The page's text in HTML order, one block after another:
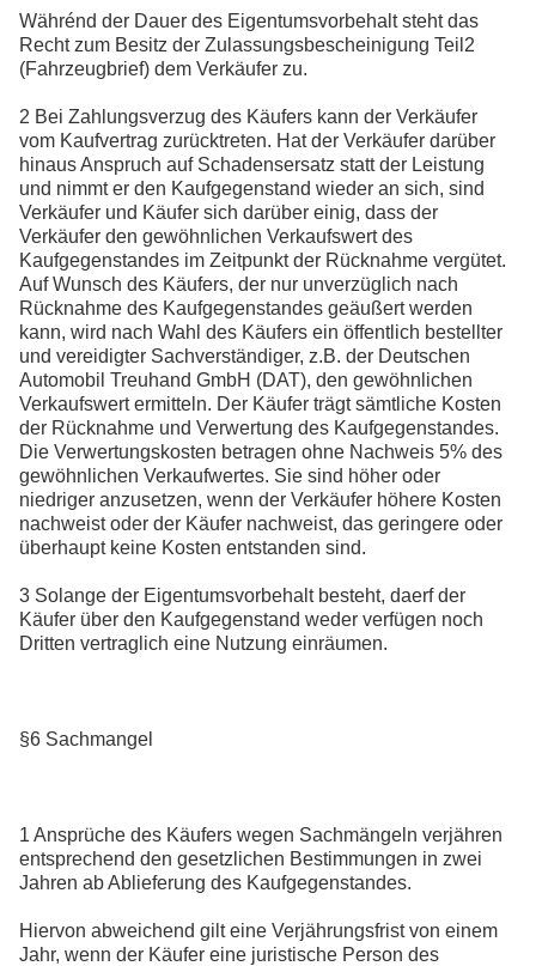
Währénd der Dauer des Eigentumsvorbehalt steht das
Recht zum Besitz der Zulassungsbescheinigung Teil2
(Fahrzeugbrief) dem Verkäufer zu.
2 Bei Zahlungsverzug des Käufers kann der Verkäufer
vom Kaufvertrag zurücktreten. Hat der Verkäufer darüber
hinaus Anspruch auf Schadensersatz statt der Leistung
und nimmt er den Kaufgegenstand wieder an sich, sind
Verkäufer und Käufer sich darüber einig, dass der
Verkäufer den gewöhnlichen Verkaufswert des
Kaufgegenstandes im Zeitpunkt der Rücknahme vergütet.
Auf Wunsch des Käufers, der nur unverzüglich nach
Rücknahme des Kaufgegenstandes geäußert werden
kann, wird nach Wahl des Käufers ein öffentlich bestellter
und vereidigter Sachverständiger, z.B. der Deutschen
Automobil Treuhand GmbH (DAT), den gewöhnlichen
Verkaufswert ermitteln. Der Käufer trägt sämtliche Kosten
der Rücknahme und Verwertung des Kaufgegenstandes.
Die Verwertungskosten betragen ohne Nachweis 5% des
gewöhnlichen Verkaufwertes. Sie sind höher oder
niedriger anzusetzen, wenn der Verkäufer höhere Kosten
nachweist oder der Käufer nachweist, das geringere oder
überhaupt keine Kosten entstanden sind.
3 Solange der Eigentumsvorbehalt besteht, daerf der
Käufer über den Kaufgegenstand weder verfügen noch
Dritten vertraglich eine Nutzung einräumen.
§6 Sachmangel
1 Ansprüche des Käufers wegen Sachmängeln verjähren
entsprechend den gesetzlichen Bestimmungen in zwei
Jahren ab Ablieferung des Kaufgegenstandes.
Hiervon abweichend gilt eine Verjährungsfrist von einem
Jahr, wenn der Käufer eine juristische Person des